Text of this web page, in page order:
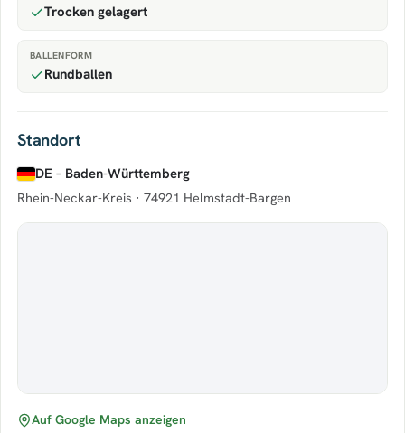
Trocken gelagert
BALLENFORM
Rundballen
Standort
DE – Baden-Württemberg
Rhein-Neckar-Kreis · 74921 Helmstadt-Bargen
Auf Google Maps anzeigen